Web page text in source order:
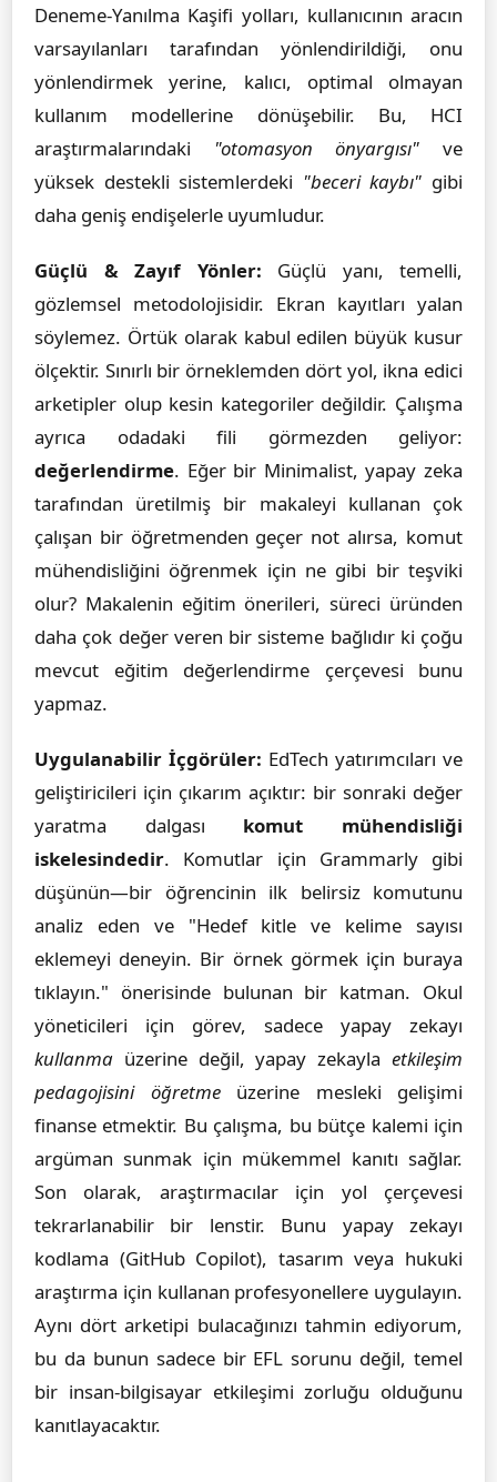
Deneme-Yanılma Kaşifi yolları, kullanıcının aracın
varsayılanları tarafından yönlendirildiği, onu
yönlendirmek yerine, kalıcı, optimal olmayan
kullanım modellerine dönüşebilir. Bu, HCI
araştırmalarındaki
"otomasyon önyargısı" ve
yüksek destekli sistemlerdeki "beceri kaybı" gibi
daha geniş endişelerle uyumludur.
Güçlü & Zayıf Yönler: Güçlü yanı, temelli,
gözlemsel metodolojisidir. Ekran kayıtları yalan
söylemez. Örtük olarak kabul edilen büyük kusur
ölçektir. Sınırlı bir örneklemden dört yol, ikna edici
arketipler olup kesin kategoriler değildir. Çalışma
ayrıca odadaki fili görmezden geliyor:
değerlendirme. Eğer bir Minimalist, yapay zeka
tarafından üretilmiş bir makaleyi kullanan çok
çalışan bir öğretmenden geçer not alırsa, komut
mühendisliğini öğrenmek için ne gibi bir teşviki
olur? Makalenin eğitim önerileri, süreci üründen
daha çok değer veren bir sisteme bağlıdır ki çoğu
mevcut eğitim değerlendirme çerçevesi bunu
yapmaz.
Uygulanabilir İçgörüler: EdTech yatırımcıları ve
geliştiricileri için çıkarım açıktır: bir sonraki değer
yaratma dalgası komut mühendisliği
iskelesindedir. Komutlar için Grammarly gibi
düşünün—bir öğrencinin ilk belirsiz komutunu
analiz eden ve "Hedef kitle ve kelime sayısı
eklemeyi deneyin. Bir örnek görmek için buraya
tıklayın." önerisinde bulunan bir katman. Okul
yöneticileri için görev, sadece yapay zekayı
kullanma üzerine değil, yapay zekayla etkileşim
pedagojisini öğretmeüzerine mesleki gelişimi
finanse etmektir. Bu çalışma, bu bütçe kalemi için
argüman sunmak için mükemmel kanıtı sağlar.
Son olarak, araştırmacılar için yol çerçevesi
tekrarlanabilir bir lenstir. Bunu yapay zekayı
kodlama (GitHub Copilot), tasarım veya hukuki
araştırma için kullanan profesyonellere uygulayın.
Aynı dört arketipi bulacağınızı tahmin ediyorum,
bu da bunun sadece bir EFL sorunu değil, temel
bir insan-bilgisayar etkileşimi zorluğu olduğunu
kanıtlayacaktır.